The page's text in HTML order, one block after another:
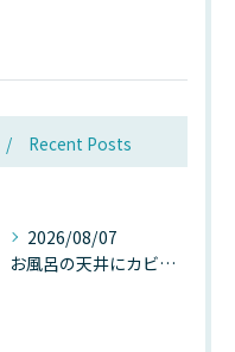
Recent Posts
2026/08/07
お風呂の天井にカビが生えたら要注意！2026年8月の猛暑・高湿度で急増する浴室カビの原因と正しい対策